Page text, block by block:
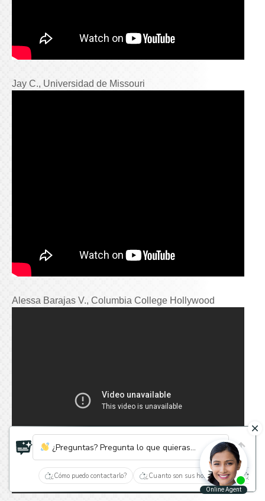
Jay C., Universidad de Missouri
Alessa Barajas V., Columbia College Hollywood
¿Preguntas? Pregunta lo que quieras...
¿Cómo puedo contactarlo? ¿Cuanto son sus honorarios?